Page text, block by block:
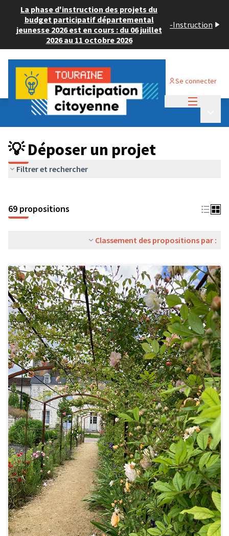
La phase d'instruction des projets du
budget participatif départemental
jeunesse 2026 est en cours : du 06 juillet
2026 au 11 octobre 2026
-Instruction
Se connecter
Budget Participatif ADULTE 2024
💡 Déposer un projet
💡 Déposer un projet
Filtrer et rechercher
69 propositions
Classement des propositions par :